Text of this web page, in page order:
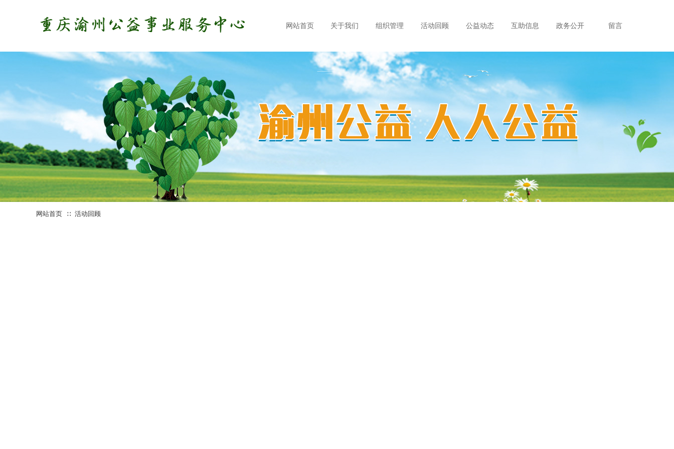
网站首页 关于我们 组织管理 活动回顾 公益动态 互助信息 政务公开 留言
网站首页 ∷ 活动回顾